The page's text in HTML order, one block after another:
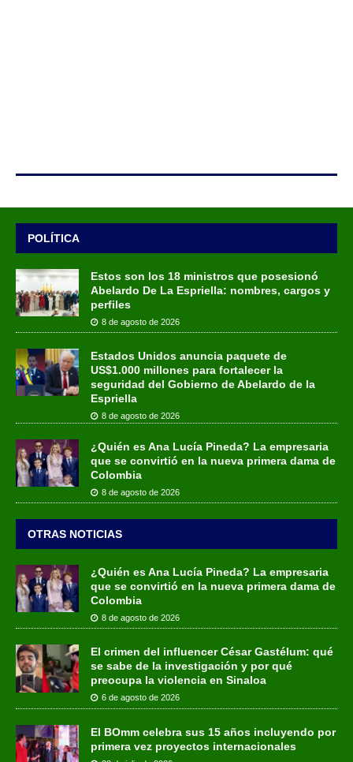
POLÍTICA
Estos son los 18 ministros que posesionó
Abelardo De La Espriella: nombres, cargos y
perfiles
8 de agosto de 2026
Estados Unidos anuncia paquete de
US$1.000 millones para fortalecer la
seguridad del Gobierno de Abelardo de la
Espriella
8 de agosto de 2026
¿Quién es Ana Lucía Pineda? La empresaria
que se convirtió en la nueva primera dama de
Colombia
8 de agosto de 2026
OTRAS NOTICIAS
¿Quién es Ana Lucía Pineda? La empresaria
que se convirtió en la nueva primera dama de
Colombia
8 de agosto de 2026
El crimen del influencer César Gastélum: qué
se sabe de la investigación y por qué
preocupa la violencia en Sinaloa
6 de agosto de 2026
El BOmm celebra sus 15 años incluyendo por
primera vez proyectos internacionales